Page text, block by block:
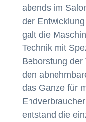
abends im
der
galt die
Technik mit
Beborstung der
den
das Ganze für
entstand die